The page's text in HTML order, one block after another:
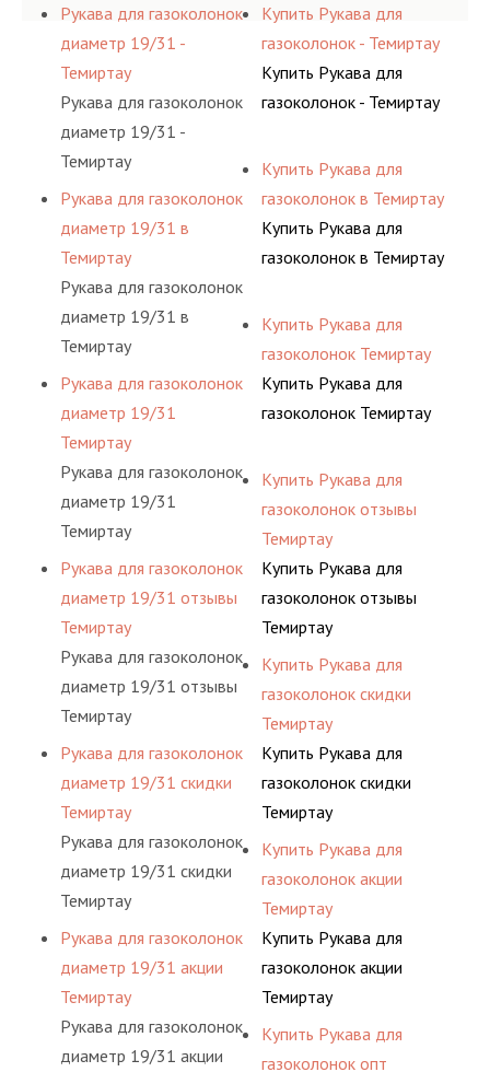
Рукава для газоколонок
диаметр 19/31 -
Темиртау
Рукава для газоколонок
диаметр 19/31 -
Темиртау
Рукава для газоколонок
диаметр 19/31 в
Темиртау
Рукава для газоколонок
диаметр 19/31 в
Темиртау
Рукава для газоколонок
диаметр 19/31
Темиртау
Рукава для газоколонок
диаметр 19/31
Темиртау
Рукава для газоколонок
диаметр 19/31 отзывы
Темиртау
Рукава для газоколонок
диаметр 19/31 отзывы
Темиртау
Рукава для газоколонок
диаметр 19/31 скидки
Темиртау
Рукава для газоколонок
диаметр 19/31 скидки
Темиртау
Рукава для газоколонок
диаметр 19/31 акции
Темиртау
Рукава для газоколонок
диаметр 19/31 акции
Купить Рукава для
газоколонок - Темиртау
Купить Рукава для
газоколонок - Темиртау
Купить Рукава для
газоколонок в Темиртау
Купить Рукава для
газоколонок в Темиртау
Купить Рукава для
газоколонок Темиртау
Купить Рукава для
газоколонок Темиртау
Купить Рукава для
газоколонок отзывы
Темиртау
Купить Рукава для
газоколонок отзывы
Темиртау
Купить Рукава для
газоколонок скидки
Темиртау
Купить Рукава для
газоколонок скидки
Темиртау
Купить Рукава для
газоколонок акции
Темиртау
Купить Рукава для
газоколонок акции
Темиртау
Купить Рукава для
газоколонок опт